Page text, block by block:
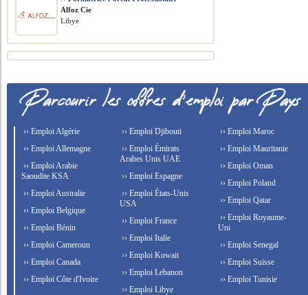
Alfoz Cie
Libye
›› Emploi Algérie
›› Emploi Allemagne
›› Emploi Arabie
Saoudite KSA
›› Emploi Australie
›› Emploi Belgique
›› Emploi Bénin
›› Emploi Cameroun
›› Emploi Canada
›› Emploi Côte d'Ivoire
›› Emploi Djibouti
›› Emploi Émirats
Arabes Unis UAE
›› Emploi Espagne
›› Emploi États-Unis
USA
›› Emploi France
›› Emploi Italie
›› Emploi Kuwait
›› Emploi Lebanon
›› Emploi Libye
›› Emploi Maroc
›› Emploi Mauritanie
›› Emploi Oman
›› Emploi Poland
›› Emploi Qatar
›› Emploi Royaume-
Uni
›› Emploi Senegal
›› Emploi Suisse
›› Emploi Tunisie